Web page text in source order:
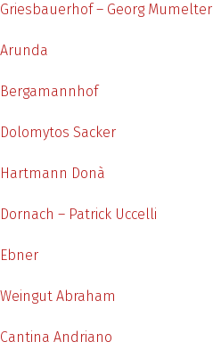
Griesbauerhof – Georg Mumelter
Arunda
Bergamannhof
Dolomytos Sacker
Hartmann Donà
Dornach – Patrick Uccelli
Ebner
Weingut Abraham
Cantina Andriano